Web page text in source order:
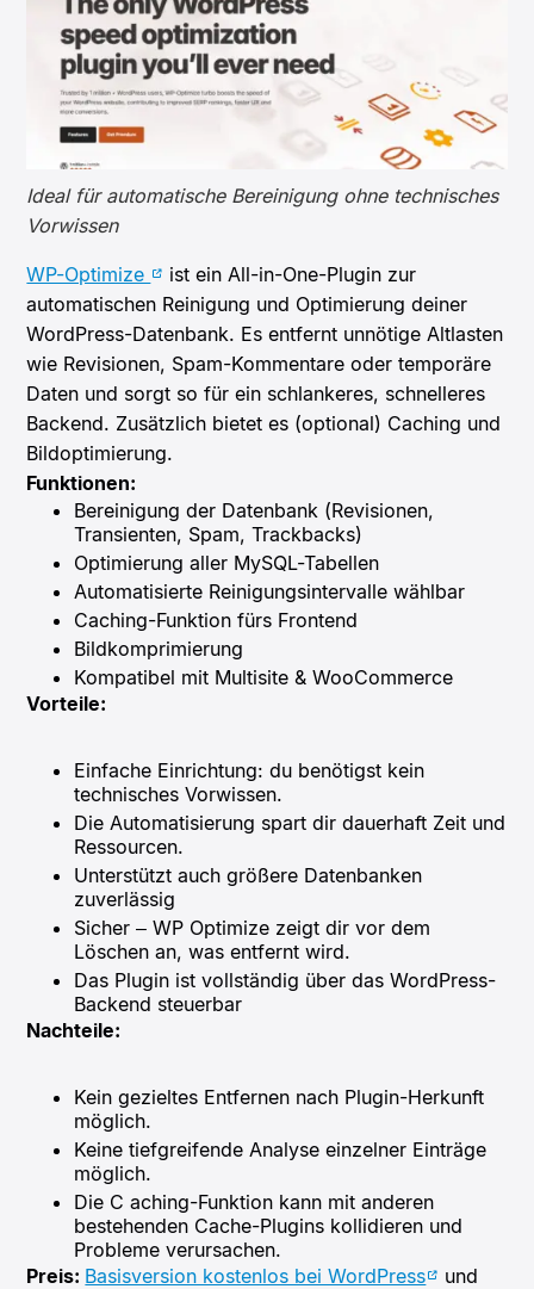
Ideal für automatische Bereinigung ohne technisches
Vorwissen
WP-Optimize
ist ein All-in-One-Plugin zur
automatischen Reinigung und Optimierung deiner
WordPress-Datenbank. Es entfernt unnötige Altlasten
wie Revisionen, Spam-Kommentare oder temporäre
Daten und sorgt so für ein schlankeres, schnelleres
Backend. Zusätzlich bietet es (optional) Caching und
Bildoptimierung.
Funktionen:
Bereinigung der Datenbank (Revisionen,
Transienten, Spam, Trackbacks)
Optimierung aller MySQL-Tabellen
Automatisierte Reinigungsintervalle wählbar
Caching-Funktion fürs Frontend
Bildkomprimierung
Kompatibel mit Multisite & WooCommerce
Vorteile:
Einfache Einrichtung: du benötigst kein
technisches Vorwissen.
Die Automatisierung spart dir dauerhaft Zeit und
Ressourcen.
Unterstützt auch größere Datenbanken
zuverlässig
Sicher – WP Optimize zeigt dir vor dem
Löschen an, was entfernt wird.
Das Plugin ist vollständig über das WordPress-
Backend steuerbar
Nachteile:
Kein gezieltes Entfernen nach Plugin-Herkunft
möglich.
Keine tiefgreifende Analyse einzelner Einträge
möglich.
Die Caching-Funktion kann mit anderen
bestehenden Cache-Plugins kollidieren und
Probleme verursachen.
Preis: Basisversion kostenlos bei WordPress
und